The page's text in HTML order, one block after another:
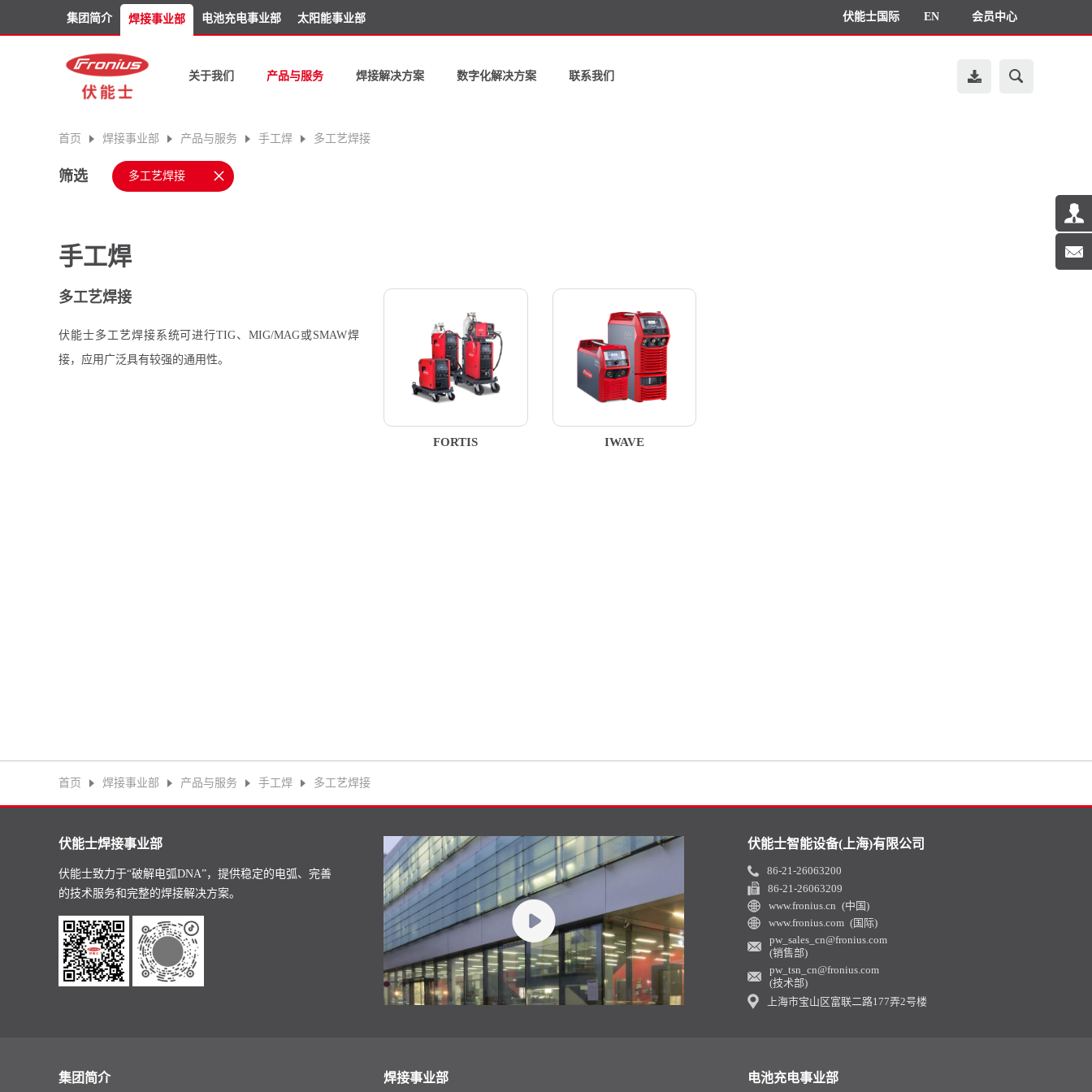
集团简介 焊接事业部 电池充电事业部 太阳能事业部 伏能士国际 EN 会员中心
关于我们 产品与服务 焊接解决方案 数字化解决方案 联系我们
首页 焊接事业部 产品与服务 手工焊 多工艺焊接
筛选 多工艺焊接 ×
手工焊
多工艺焊接
伏能士多工艺焊接系统可进行TIG、MIG/MAG或SMAW焊
接，应用广泛具有较强的通用性。
FORTIS IWAVE
首页 焊接事业部 产品与服务 手工焊 多工艺焊接
伏能士焊接事业部
伏能士致力于“破解电弧DNA”，提供稳定的电弧、完善
的技术服务和完整的焊接解决方案。
伏能士智能设备(上海)有限公司
86-21-26063200
86-21-26063209
www.fronius.cn (中国)
www.fronius.com (国际)
pw_sales_cn@fronius.com
(销售部)
pw_tsn_cn@fronius.com
(技术部)
上海市宝山区富联二路177弄2号楼
集团简介 焊接事业部 电池充电事业部